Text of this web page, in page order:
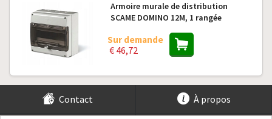
Armoire murale de distribution
SCAME DOMINO 12M, 1 rangée
Sur demande
€ 46,72
Contact À propos